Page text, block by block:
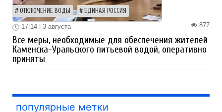
ОТКЛЮЧЕНИЕ ВОДЫ ЕДИНАЯ РОССИЯ
877
17:14 | 3 августа
Все меры, необходимые для обеспечения жителей
Каменска-Уральского питьевой водой, оперативно
приняты
популярные метки